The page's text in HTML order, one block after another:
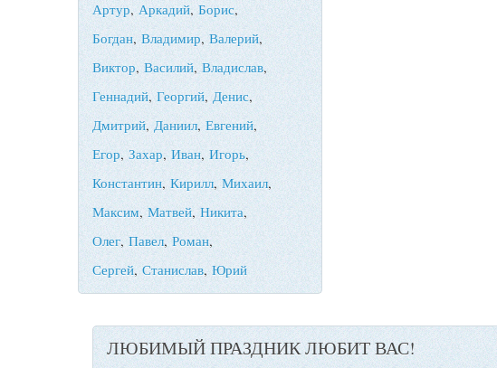
Артур,Аркадий, Борис,
Богдан, Владимир,Валерий,
Виктор,Василий,Владислав,
Геннадий,Георгий, Денис,
Дмитрий,Даниил, Евгений,
Егор, Захар,Иван, Игорь,
Константин, Кирилл,Михаил,
Максим,Матвей, Никита,
Олег,Павел,Роман,
Сергей,Станислав,Юрий
ЛЮБИМЫЙ ПРАЗДНИК ЛЮБИТ ВАС!